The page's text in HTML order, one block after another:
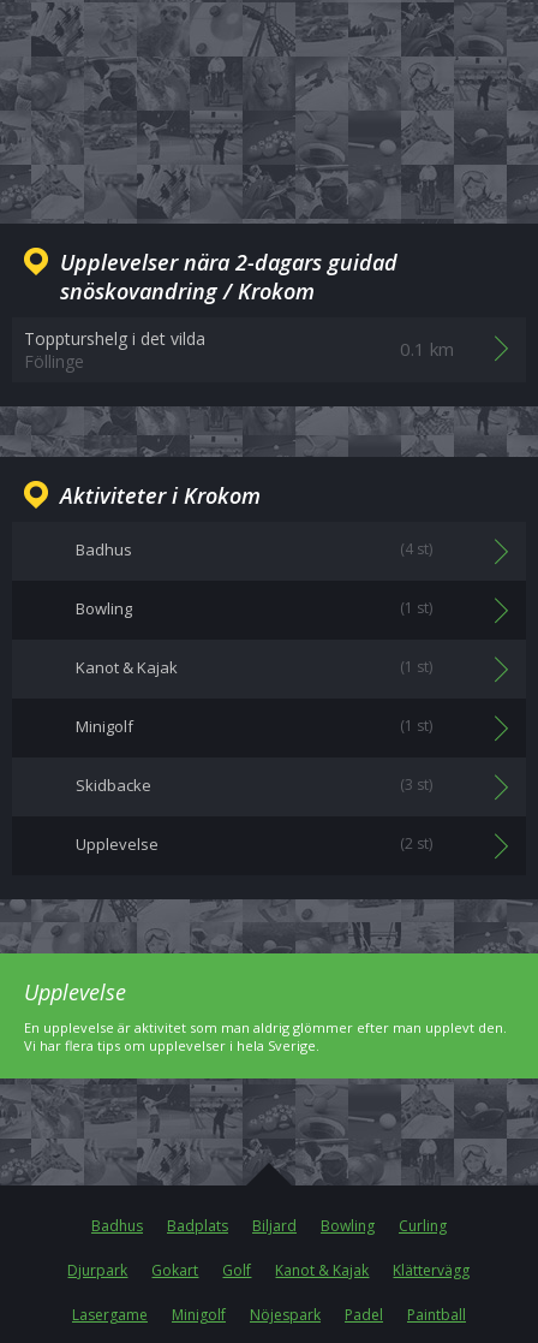
Upplevelser nära 2-dagars guidad
snöskovandring / Krokom
Toppturshelg i det vilda
Föllinge
0.1 km
Aktiviteter i Krokom
Badhus (4 st)
Bowling (1 st)
Kanot & Kajak (1 st)
Minigolf (1 st)
Skidbacke (3 st)
Upplevelse (2 st)
Upplevelse
En upplevelse är aktivitet som man aldrig glömmer efter man upplevt den.
Vi har flera tips om upplevelser i hela Sverige.
Badhus Badplats Biljard Bowling Curling
Djurpark Gokart Golf Kanot & Kajak Klättervägg
Lasergame Minigolf Nöjespark Padel Paintball